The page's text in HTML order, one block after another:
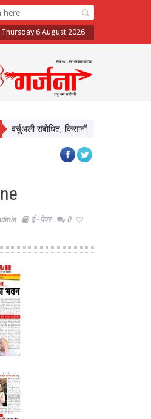
Thursday 6 August 2026
संबोधित, किसानों से प्राकृतिक खेती अपनाने
ई - पेपर
0